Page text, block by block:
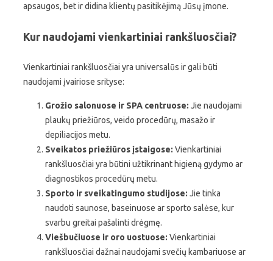
apsaugos, bet ir didina klientų pasitikėjimą Jūsų įmone.
Kur naudojami vienkartiniai rankšluosčiai?
Vienkartiniai rankšluosčiai yra universalūs ir gali būti
naudojami įvairiose srityse:
Grožio salonuose ir SPA centruose: Jie naudojami
plaukų priežiūros, veido procedūrų, masažo ir
depiliacijos metu.
Sveikatos priežiūros įstaigose: Vienkartiniai
rankšluosčiai yra būtini užtikrinant higieną gydymo ar
diagnostikos procedūrų metu.
Sporto ir sveikatingumo studijose: Jie tinka
naudoti saunose, baseinuose ar sporto salėse, kur
svarbu greitai pašalinti drėgmę.
Viešbučiuose ir oro uostuose: Vienkartiniai
rankšluosčiai dažnai naudojami svečių kambariuose ar